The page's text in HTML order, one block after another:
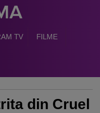
TV FILME
din Cruel